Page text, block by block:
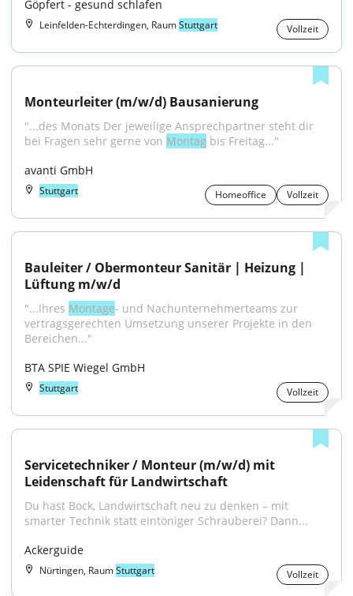
Göpfert - gesund schlafen
Leinfelden-Echterdingen, RaumStuttgart Vollzeit
Monteurleiter (m/w/d) Bausanierung
"...des Monats Der jeweilige Ansprechpartner steht dir
bei Fragen sehr gerne von Montag bis Freitag..."
avanti GmbH
Stuttgart Homeoffice Vollzeit
Bauleiter / Obermonteur Sanitär | Heizung |
Lüftung m/w/d
"...Ihres Montage- und Nachunternehmerteams zur
vertragsgerechten Umsetzung unserer Projekte in den
Bereichen..."
BTA SPIE Wiegel GmbH
Stuttgart Vollzeit
Servicetechniker / Monteur (m/w/d) mit
Leidenschaft für Landwirtschaft
Du hast Bock, Landwirtschaft neu zu denken – mit
smarter Technik statt eintöniger Schrauberei? Dann...
Ackerguide
Nürtingen, RaumStuttgart Vollzeit